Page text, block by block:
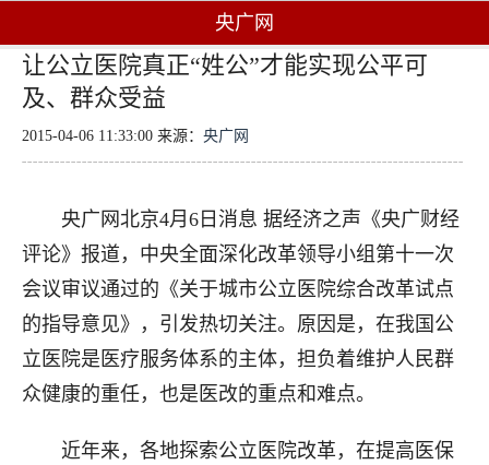
央广网
让公立医院真正“姓公”才能实现公平可
及、群众受益
2015-04-06 11:33:00 来源： 央广网
央广网北京4月6日消息 据经济之声《央广财经
评论》报道，中央全面深化改革领导小组第十一次
会议审议通过的《关于城市公立医院综合改革试点
的指导意见》，引发热切关注。原因是，在我国公
立医院是医疗服务体系的主体，担负着维护人民群
众健康的重任，也是医改的重点和难点。
近年来，各地探索公立医院改革，在提高医保